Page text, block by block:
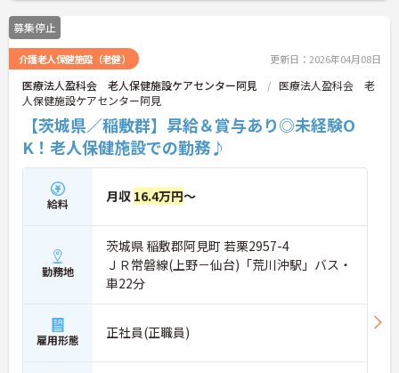
募集停止
介護老人保健施設（老健） 更新日：2026年04月08日
医療法人盈科会 老人保健施設ケアセンター阿見
医療法人盈科会 老
人保健施設ケアセンター阿見
【茨城県／稲敷群】昇給＆賞与あり◎未経験O
K！老人保健施設での勤務♪
給料 月収 16.4万円～
勤務地
茨城県 稲敷郡阿見町 若栗2957-4
ＪＲ常磐線(上野－仙台)「荒川沖駅」バス・
車22分
雇用形態 正社員(正職員)